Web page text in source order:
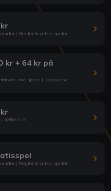
| Regler & villkor gäller
kr + 64 kr på
| stodlinjen.se | spelpaus.se
| spelpaus.se
| Regler & villkor gäller